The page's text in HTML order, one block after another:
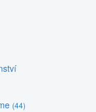
(44)